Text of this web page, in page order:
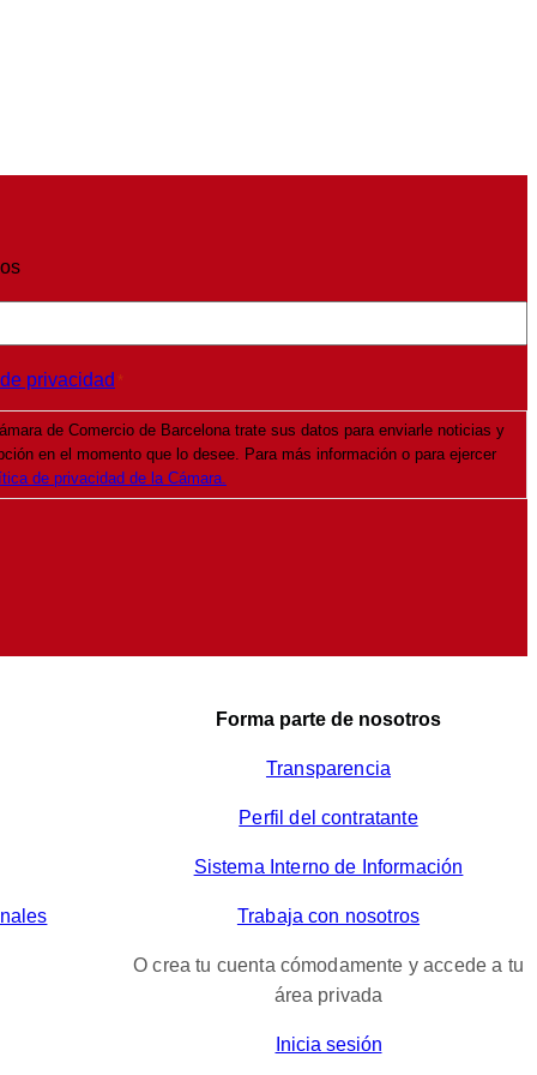
privacidad *
de Comercio de Barcelona trate sus datos para enviarle noticias y
en el momento que lo desee. Para más información o para ejercer
de privacidad de la Cámara.
Forma parte de nosotros
Transparencia
Perfil del contratante
Sistema Interno de Información
Trabaja con nosotros
O crea tu cuenta cómodamente y accede a tu
área privada
Inicia sesión